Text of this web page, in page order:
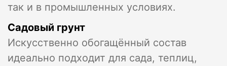
так и в промышленных условиях.
Садовый грунт
Искусственно обогащённый состав
идеально подходит для сада, теплиц,